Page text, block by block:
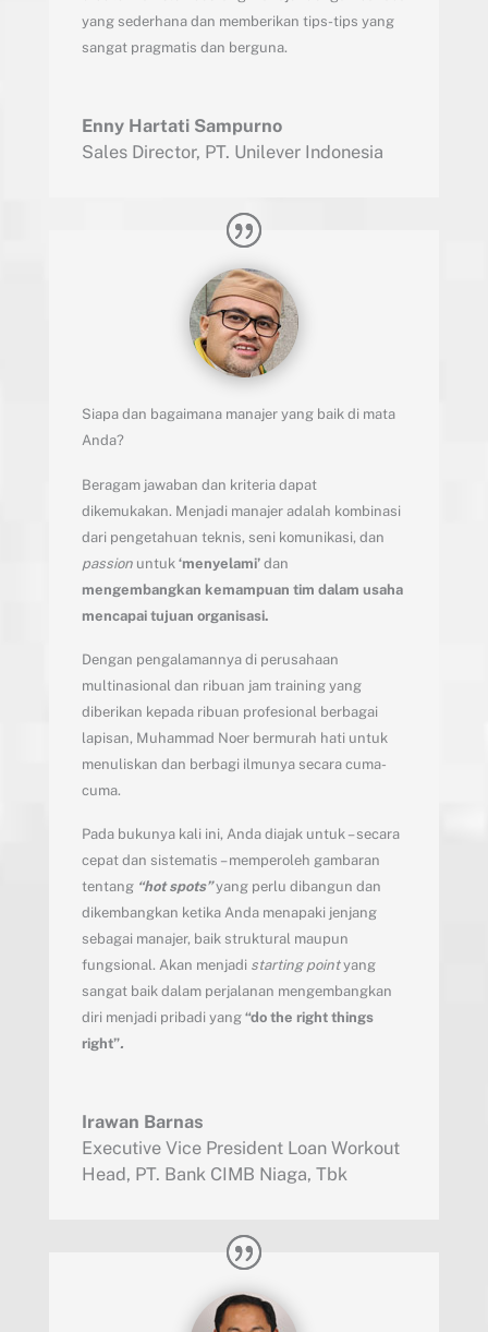
yang sederhana dan memberikan tips-tips yang
sangat pragmatis dan berguna.
Enny Hartati Sampurno
Sales Director, PT. Unilever Indonesia
Siapa dan bagaimana manajer yang baik di mata
Anda?
Beragam jawaban dan kriteria dapat
dikemukakan. Menjadi manajer adalah kombinasi
dari pengetahuan teknis, seni komunikasi, dan
passionuntuk ‘menyelami’dan
mengembangkan kemampuan tim dalam usaha
mencapai tujuan organisasi.
Dengan pengalamannya di perusahaan
multinasional dan ribuan jam training yang
diberikan kepada ribuan profesional berbagai
lapisan, Muhammad Noer bermurah hati untuk
menuliskan dan berbagi ilmunya secara cuma-
cuma.
Pada bukunya kali ini, Anda diajak untuk – secara
cepat dan sistematis – memperoleh gambaran
tentang “hot spots”yang perlu dibangun dan
dikembangkan ketika Anda menapaki jenjang
sebagai manajer, baik struktural maupun
fungsional. Akan menjadi starting pointyang
sangat baik dalam perjalanan mengembangkan
diri menjadi pribadi yang “do the right things
right”.
Irawan Barnas
Executive Vice President Loan Workout
Head, PT. Bank CIMB Niaga, Tbk